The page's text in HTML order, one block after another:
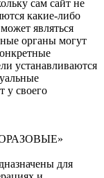
сам сайт не
какие-либо
являться
органы могут
устанавливаются
у своего
для